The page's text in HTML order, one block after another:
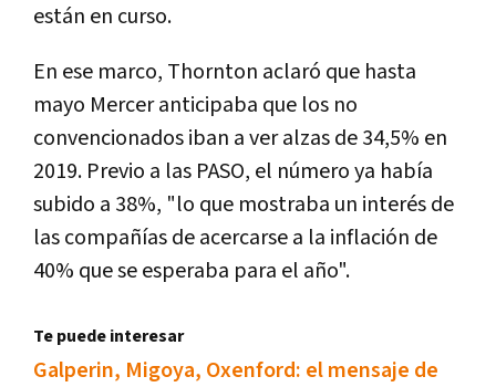
están en curso.
En ese marco, Thornton aclaró que hasta
mayo Mercer anticipaba que los no
convencionados iban a ver alzas de 34,5% en
2019. Previo a las PASO, el número ya había
subido a 38%, "lo que mostraba un interés de
las compañías de acercarse a la inflación de
40% que se esperaba para el año".
Te puede interesar
Galperin, Migoya, Oxenford: el mensaje de